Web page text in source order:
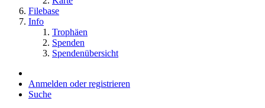
Filebase
Info
Trophäen
Spenden
Spendenübersicht
Anmelden oder registrieren
Suche